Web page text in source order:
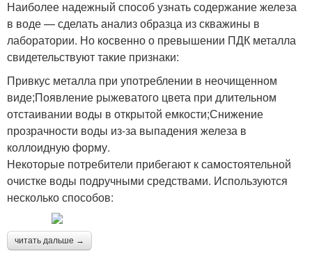
Наиболее надежный способ узнать содержание железа
в воде — сделать анализ образца из скважины в
лаборатории. Но косвенно о превышении ПДК металла
свидетельствуют такие признаки:
Привкус металла при употреблении в неочищенном
виде;Появление рыжеватого цвета при длительном
отстаивании воды в открытой емкости;Снижение
прозрачности воды из-за выпадения железа в
коллоидную форму.
Некоторые потребители прибегают к самостоятельной
очистке воды подручными средствами. Используются
несколько способов:
читать дальше →